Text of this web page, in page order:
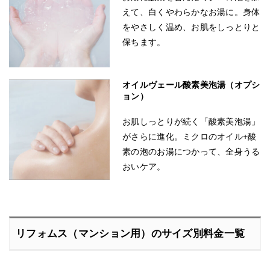
えて、白くやわらかなお湯に。身体
をやさしく温め、お肌をしっとりと
保ちます。
オイルヴェール酸素美泡湯（オプシ
ョン）
お肌しっとりが続く「酸素美泡湯」
がさらに進化。ミクロのオイル+酸
素の泡のお湯につかって、全身うる
おいケア。
リフォムス（マンション用）のサイズ別料金一覧